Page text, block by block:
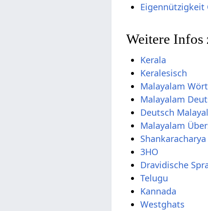
Eigennützigkeit
Weitere Infos
Kerala
Keralesisch
Malayalam
Malayalam
Deutsch
Malayalam
Shankaracharya
3HO
Dravidische
Telugu
Kannada
Westghats